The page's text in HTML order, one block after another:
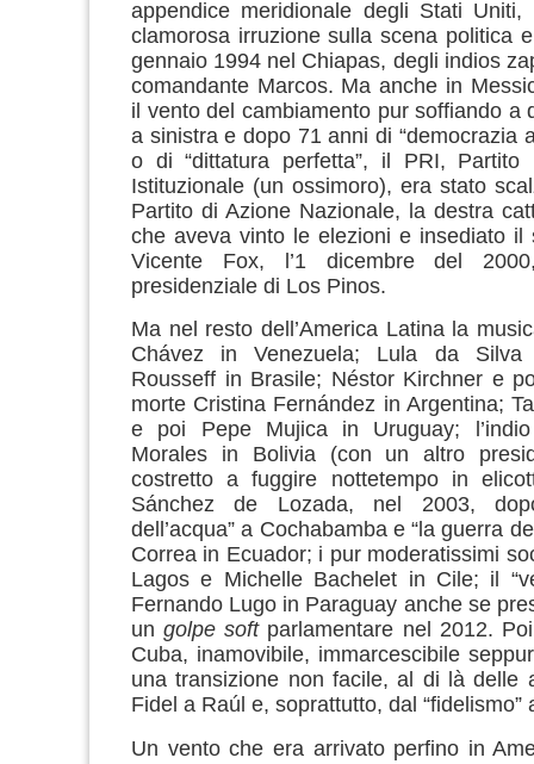
appendice meridionale degli Stati Uniti,
clamorosa irruzione sulla scena politica
gennaio 1994 nel Chiapas, degli indios
comandante Marcos. Ma anche in
il vento del cambiamento pur soffiando a
a sinistra e dopo 71 anni di “democrazia
o di “dittatura perfetta”, il PRI, Partito
Istituzionale (un ossimoro), era stato
Partito di Azione Nazionale, la destra
che aveva vinto le elezioni e insediato il
Vicente Fox, l’1 dicembre del
presidenziale di Los Pinos.
Ma nel resto dell’America Latina la
Chávez in Venezuela; Lula da
Rousseff in Brasile; Néstor Kirchner e
morte Cristina Fernández in Argentina;
e poi Pepe Mujica in Uruguay;
Morales in Bolivia (con un altro
costretto a fuggire nottetempo in
Sánchez de Lozada, nel 2003,
dell’acqua” a Cochabamba e “la guerra
Correa in Ecuador; i pur moderatissimi
Lagos e Michelle Bachelet in Cile; il
Fernando Lugo in Paraguay anche se
ungolpe softparlamentare nel 2012. Poi
Cuba, inamovibile, immarcescibile
una transizione non facile, al di là delle
Fidel a Raúl e, soprattutto, dal “fidelismo”
Un vento che era arrivato perfino in